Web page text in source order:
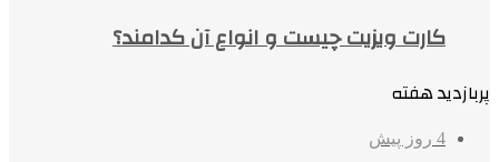
کارت ویزیت چیست و انواع آن کدامند؟
پربازدید هفته
4 روز پیش